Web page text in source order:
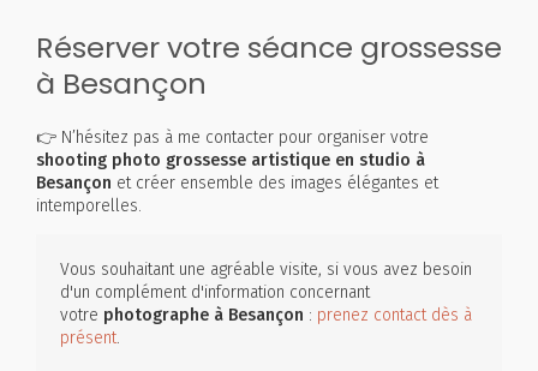
Réserver votre séance grossesse
à Besançon
👉 N’hésitez pas à me contacter pour organiser votre
shooting photo grossesse artistique en studio à
Besançon et créer ensemble des images élégantes et
intemporelles.
Vous souhaitant une agréable visite, si vous avez besoin
d'un complément d'information concernant
votre photographe à Besançon : prenez contact dès à
présent.